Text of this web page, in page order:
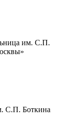
им. С.П.
С.П. Боткина